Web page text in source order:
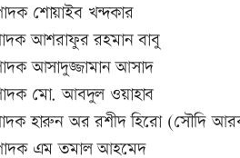
শোয়াইব খন্দকার
আশরাফুর রহমান বাবু
আসাদুজ্জামান আসাদ
মো. আবদুল ওয়াহাব
হারুন অর রশীদ হিরো (সৌদি
এম তমাল আহমেদ